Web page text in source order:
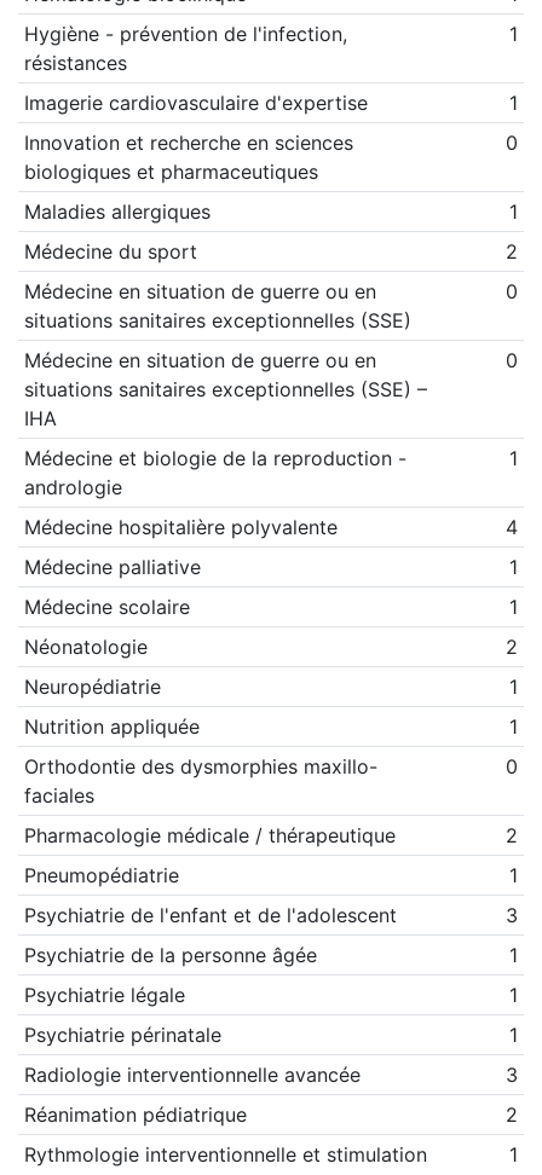
Hygiène - prévention de l'infection,
résistances
1
Imagerie cardiovasculaire d'expertise
1
Innovation et recherche en sciences
biologiques et pharmaceutiques
0
Maladies allergiques
1
Médecine du sport
2
Médecine en situation de guerre ou en
situations sanitaires exceptionnelles (SSE)
0
Médecine en situation de guerre ou en
situations sanitaires exceptionnelles (SSE) –
IHA
0
Médecine et biologie de la reproduction -
andrologie
1
Médecine hospitalière polyvalente
4
Médecine palliative
1
Médecine scolaire
1
Néonatologie
2
Neuropédiatrie
1
Nutrition appliquée
1
Orthodontie des dysmorphies maxillo-
faciales
0
Pharmacologie médicale / thérapeutique
2
Pneumopédiatrie
1
Psychiatrie de l'enfant et de l'adolescent
3
Psychiatrie de la personne âgée
1
Psychiatrie légale
1
Psychiatrie périnatale
1
Radiologie interventionnelle avancée
3
Réanimation pédiatrique
2
Rythmologie interventionnelle et stimulation
1